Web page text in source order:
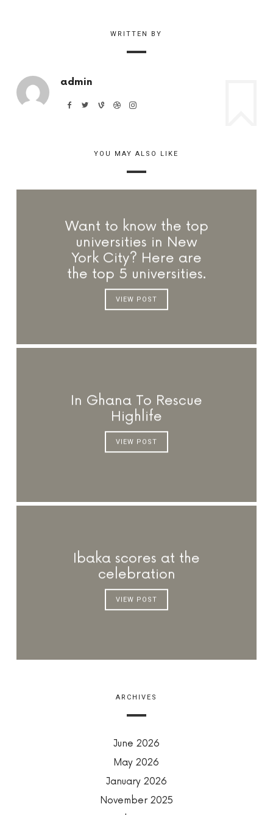
WRITTEN BY
admin
YOU MAY ALSO LIKE
Want to know the top
universities in New
York City? Here are
the top 5 universities.
VIEW POST
In Ghana To Rescue
Highlife
VIEW POST
Ibaka scores at the
celebration
VIEW POST
ARCHIVES
June 2026
May 2026
January 2026
November 2025